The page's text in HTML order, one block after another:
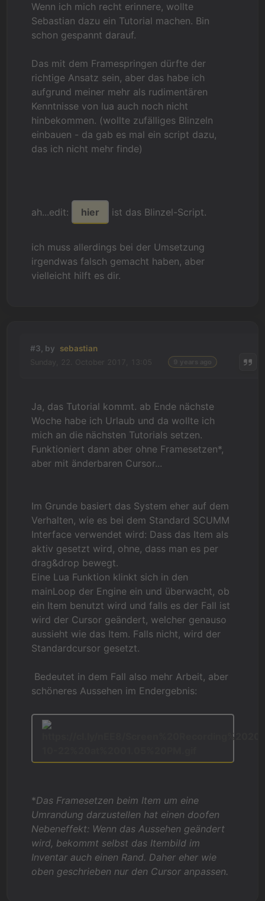
Wenn ich mich recht erinnere, wollte
Sebastian dazu ein Tutorial machen. Bin
schon gespannt darauf.
Das mit dem Framespringen dürfte der
richtige Ansatz sein, aber das habe ich
aufgrund meiner mehr als rudimentären
Kenntnisse von lua auch noch nicht
hinbekommen. (wollte zufälliges Blinzeln
einbauen - da gab es mal ein script dazu,
das ich nicht mehr finde)
ah...edit: hier ist das Blinzel-Script.
ich muss allerdings bei der Umsetzung
irgendwas falsch gemacht haben, aber
vielleicht hilft es dir.
#3, by sebastian
Ja, das Tutorial kommt. ab Ende nächste
Woche habe ich Urlaub und da wollte ich
mich an die nächsten Tutorials setzen.
Funktioniert dann aber ohne Framesetzen*,
aber mit änderbaren Cursor...
Im Grunde basiert das System eher auf dem
Verhalten, wie es bei dem Standard SCUMM
Interface verwendet wird: Dass das Item als
aktiv gesetzt wird, ohne, dass man es per
drag&drop bewegt.
Eine Lua Funktion klinkt sich in den
mainLoop der Engine ein und überwacht, ob
ein Item benutzt wird und falls es der Fall ist
wird der Cursor geändert, welcher genauso
aussieht wie das Item. Falls nicht, wird der
Standardcursor gesetzt.
Bedeutet in dem Fall also mehr Arbeit, aber
schöneres Aussehen im Endergebnis:
*Das Framesetzen beim Item um eine
Umrandung darzustellen hat einen doofen
Nebeneffekt: Wenn das Aussehen geändert
wird, bekommt selbst das Itembild im
Inventar auch einen Rand. Daher eher wie
oben geschrieben nur den Cursor anpassen.